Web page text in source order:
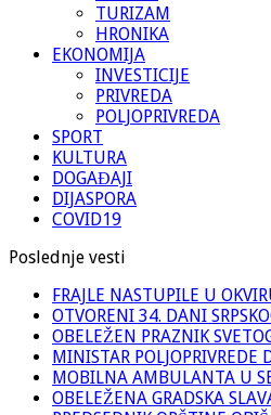
TURIZAM
HRONIKA
EKONOMIJA
INVESTICIJE
PRIVREDA
POLJOPRIVREDA
SPORT
KULTURA
DOGAĐAJI
DIJASPORA
COVID19
Poslednje vesti
FRAJLE NASTUPILE U
OTVORENI 34. DANI
OBELEŽEN PRAZNIK
MINISTAR
MOBILNA AMBULANTA U
OBELEŽENA GRADSKA